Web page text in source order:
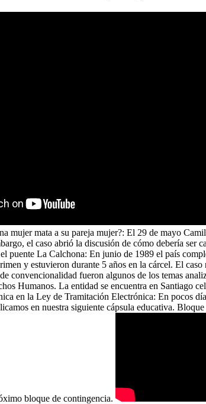
mujer mata a su pareja mujer?: El 29 de mayo
el caso abrió la discusión de cómo debería ser
puente La Calchona: En junio de 1989 el país
y estuvieron durante 5 años en la cárcel. El
convencionalidad fueron algunos de los temas
Humanos. La entidad se encuentra en Santiago
en la Ley de Tramitación Electrónica: En pocos
en nuestra siguiente cápsula educativa.
bloque de contingencia.